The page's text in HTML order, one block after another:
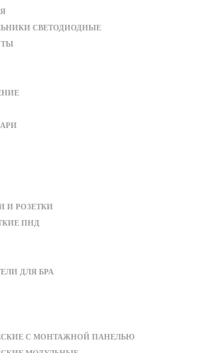
СВЕТОДИОДНЫЕ
И РОЗЕТКИ
ПНД
ДЛЯ БРА
С МОНТАЖНОЙ ПАНЕЛЬЮ